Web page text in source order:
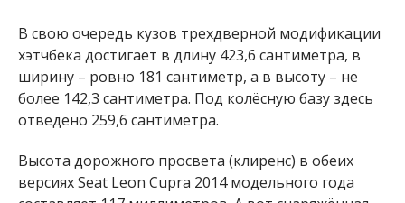
В свою очередь кузов трехдверной модификации
хэтчбека достигает в длину 423,6 сантиметра, в
ширину – ровно 181 сантиметр, а в высоту – не
более 142,3 сантиметра. Под колёсную базу здесь
отведено 259,6 сантиметра.
Высота дорожного просвета (клиренс) в обеих
версиях Seat Leon Cupra 2014 модельного года